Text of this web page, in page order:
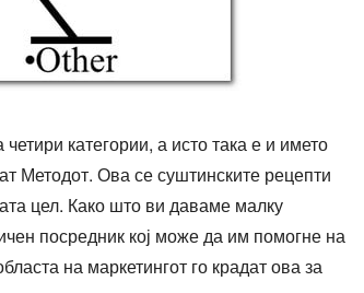
категории, а исто така е и името
Методот. Ова се суштинските рецепти
цел. Како што ви даваме малку
посредник кој може да им помогне на
на маркетингот го крадат ова за